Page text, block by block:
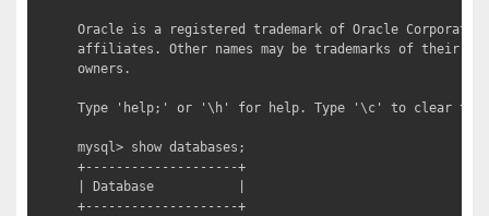
Oracle is a registered trademark of Oracle
affiliates. Other names may be trademarks of their
owners.
Type 'help;' or '\h' for help. Type '\c' to clear the
mysql> show databases;
+--------------------+
| Database           |
+--------------------+